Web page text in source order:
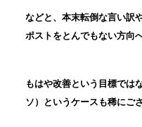
などと、本末転倒な言い訳
ポストをとんでもない方向
もはや改善という目標では
ソ）というケースも稀にご